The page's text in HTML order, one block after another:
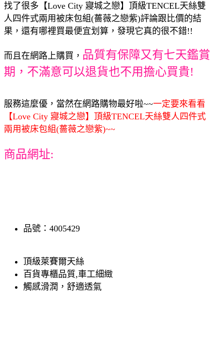
找了很多【Love City 寢城之戀】頂級TENCEL天絲雙
人四件式兩用被床包組(薔薇之戀紫)評論跟比價的結
果，還有哪裡買最便宜划算，發現它真的很不錯!!
而且在網路上購買， 品質有保障又有七天鑑賞
期，不滿意可以退貨也不用擔心買貴!
服務這麼優，當然在網路購物最好啦~~一定要來看看
【Love City 寢城之戀】頂級TENCEL天絲雙人四件式
兩用被床包組(薔薇之戀紫)~~
商品網址:
品號：4005429
頂級萊賽爾天絲
百貨專櫃品質,車工細緻
觸感滑潤，舒適透氣